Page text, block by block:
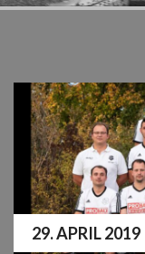
29. APRIL 2019